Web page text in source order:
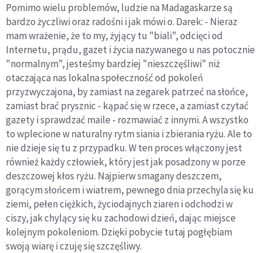
Pomimo wielu problemów, ludzie na Madagaskarze są
bardzo życzliwi oraz radośni i jak mówi o. Darek: - Nieraz
mam wrażenie, że to my, żyjący tu "biali", odcięci od
Internetu, prądu, gazet i życia nazywanego u nas potocznie
"normalnym", jesteśmy bardziej "nieszczęśliwi" niż
otaczająca nas lokalna społeczność od pokoleń
przyzwyczajona, by zamiast na zegarek patrzeć na słońce,
zamiast brać prysznic - kąpać się w rzece, a zamiast czytać
gazety i sprawdzać maile - rozmawiać z innymi. A wszystko
to wplecione w naturalny rytm siania i zbierania ryżu. Ale to
nie dzieje się tu z przypadku. W ten proces włączony jest
również każdy człowiek, który jest jak posadzony w porze
deszczowej kłos ryżu. Najpierw smagany deszczem,
gorącym słońcem i wiatrem, pewnego dnia przechyla się ku
ziemi, pełen ciężkich, życiodajnych ziaren i odchodzi w
ciszy, jak chylący się ku zachodowi dzień, dając miejsce
kolejnym pokoleniom. Dzięki pobycie tutaj pogłębiam
swoją wiarę i czuję się szczęśliwy.